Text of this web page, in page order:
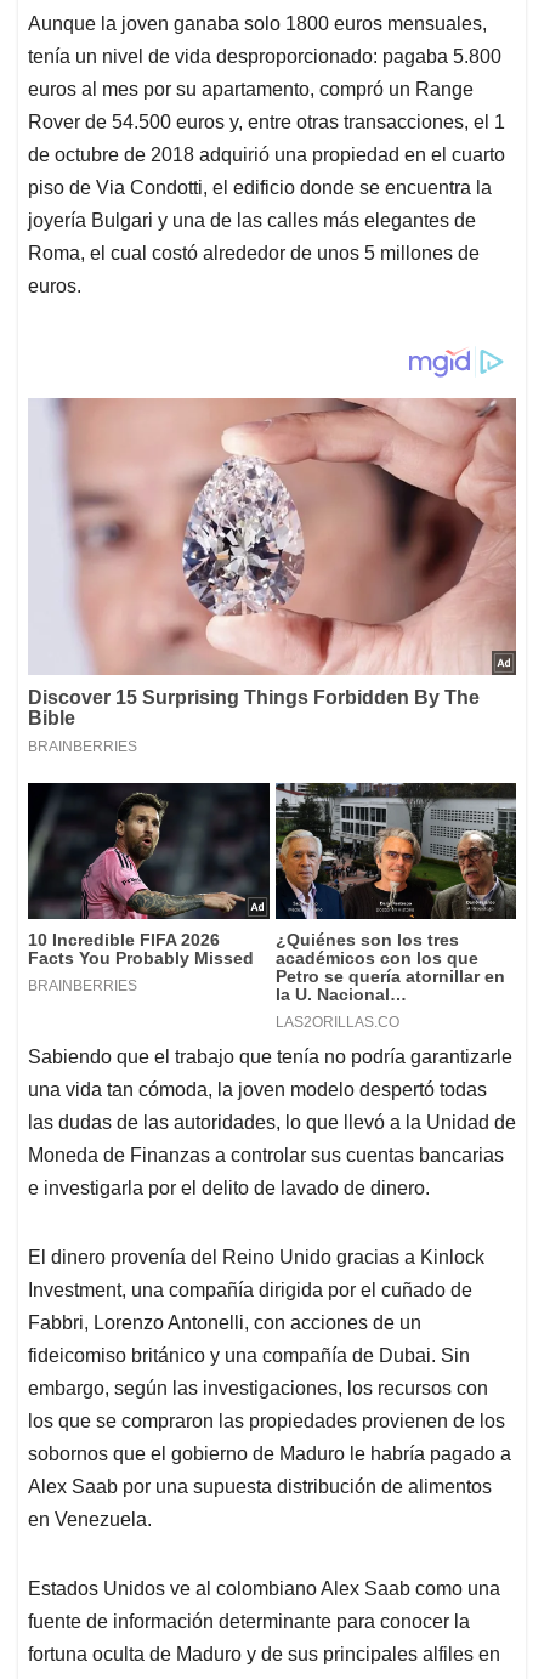
Aunque la joven ganaba solo 1800 euros mensuales,
tenía un nivel de vida desproporcionado: pagaba 5.800
euros al mes por su apartamento, compró un Range
Rover de 54.500 euros y, entre otras transacciones, el 1
de octubre de 2018 adquirió una propiedad en el cuarto
piso de Via Condotti, el edificio donde se encuentra la
joyería Bulgari y una de las calles más elegantes de
Roma, el cual costó alrededor de unos 5 millones de
euros.
Sabiendo que el trabajo que tenía no podría garantizarle
una vida tan cómoda, la joven modelo despertó todas
las dudas de las autoridades, lo que llevó a la Unidad de
Moneda de Finanzas a controlar sus cuentas bancarias
e investigarla por el delito de lavado de dinero.
El dinero provenía del Reino Unido gracias a Kinlock
Investment, una compañía dirigida por el cuñado de
Fabbri, Lorenzo Antonelli, con acciones de un
fideicomiso británico y una compañía de Dubai. Sin
embargo, según las investigaciones, los recursos con
los que se compraron las propiedades provienen de los
sobornos que el gobierno de Maduro le habría pagado a
Alex Saab por una supuesta distribución de alimentos
en Venezuela.
Estados Unidos ve al colombiano Alex Saab como una
fuente de información determinante para conocer la
fortuna oculta de Maduro y de sus principales alfiles en